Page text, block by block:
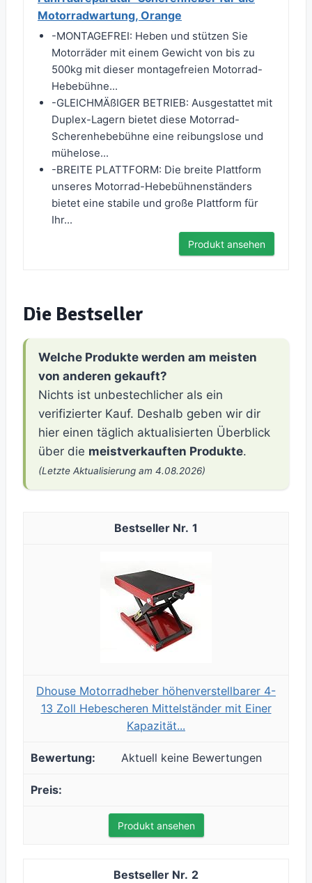
Motorradwartung, Orange
-MONTAGEFREI: Heben und stützen Sie
Motorräder mit einem Gewicht von bis zu
500kg mit dieser montagefreien Motorrad-
Hebebühne...
-GLEICHMÄßIGER BETRIEB: Ausgestattet mit
Duplex-Lagern bietet diese Motorrad-
Scherenhebebühne eine reibungslose und
mühelose...
-BREITE PLATTFORM: Die breite Plattform
unseres Motorrad-Hebebühnenständers
bietet eine stabile und große Plattform für
Ihr...
Produkt ansehen
Die Bestseller
Welche Produkte werden am meisten
von anderen gekauft?
Nichts ist unbestechlicher als ein
verifizierter Kauf. Deshalb geben wir dir
hier einen täglich aktualisierten Überblick
über die meistverkauften Produkte.
(Letzte Aktualisierung am 4.08.2026)
1
Dhouse Motorradheber höhenverstellbarer 4-
13 Zoll Hebescheren Mittelständer mit Einer
Kapazität...
Aktuell keine Bewertungen
Produkt ansehen
2